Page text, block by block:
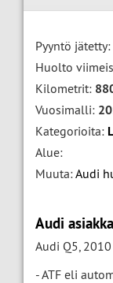
Pyyntö jätetty:
Huolto
Kilometrit:
Vuosimalli:
Kategorioita:
Alue:
Muuta:Audi
Audi
Audi Q5, 2010
- ATF eli